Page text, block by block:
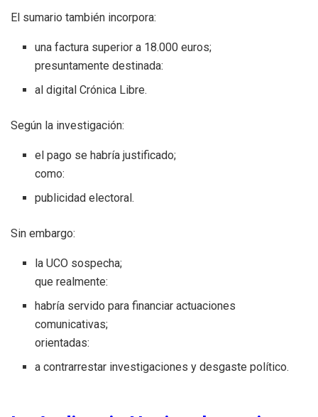
El sumario también incorpora:
una factura superior a 18.000 euros;
presuntamente destinada:
al digital Crónica Libre.
Según la investigación:
el pago se habría justificado;
como:
publicidad electoral.
Sin embargo:
la UCO sospecha;
que realmente:
habría servido para financiar actuaciones
comunicativas;
orientadas:
a contrarrestar investigaciones y desgaste político.